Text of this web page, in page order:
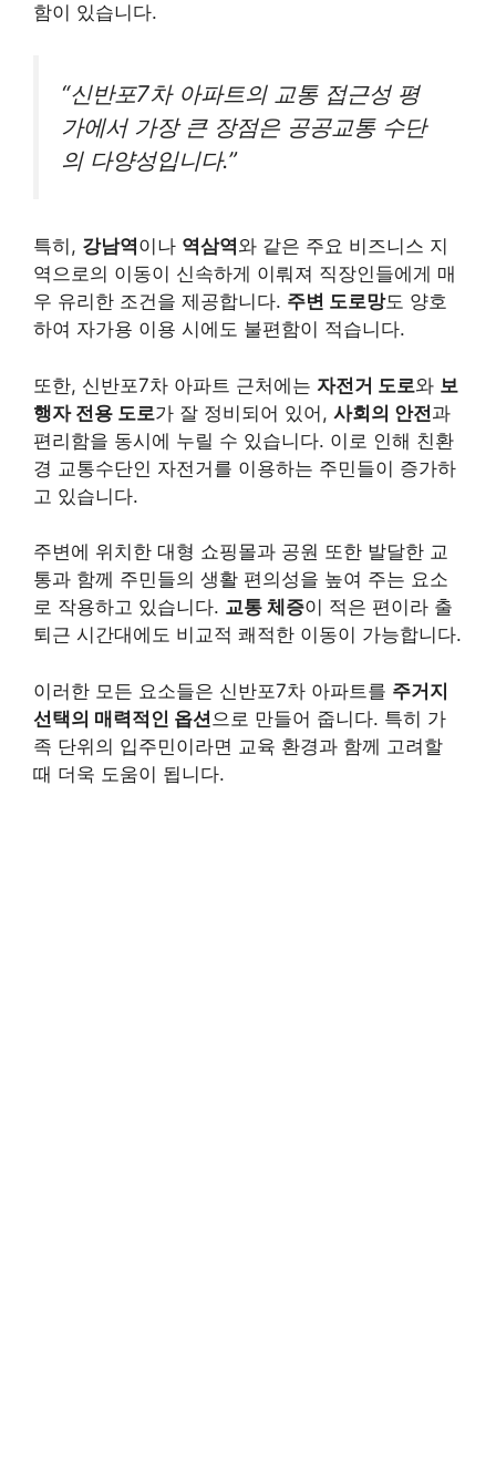
함이 있습니다.
“신반포7차 아파트의 교통 접근성 평
가에서 가장 큰 장점은 공공교통 수단
의 다양성입니다.”
특히, 강남역이나 역삼역와 같은 주요 비즈니스 지
역으로의 이동이 신속하게 이뤄져 직장인들에게 매
우 유리한 조건을 제공합니다. 주변 도로망도 양호
하여 자가용 이용 시에도 불편함이 적습니다.
또한, 신반포7차 아파트 근처에는 자전거 도로와 보
행자 전용 도로가 잘 정비되어 있어, 사회의 안전과
편리함을 동시에 누릴 수 있습니다. 이로 인해 친환
경 교통수단인 자전거를 이용하는 주민들이 증가하
고 있습니다.
주변에 위치한 대형 쇼핑몰과 공원 또한 발달한 교
통과 함께 주민들의 생활 편의성을 높여 주는 요소
로 작용하고 있습니다. 교통 체증이 적은 편이라 출
퇴근 시간대에도 비교적 쾌적한 이동이 가능합니다.
이러한 모든 요소들은 신반포7차 아파트를 주거지
선택의 매력적인 옵션 으로 만들어 줍니다. 특히 가
족 단위의 입주민이라면 교육 환경과 함께 고려할
때 더욱 도움이 됩니다.